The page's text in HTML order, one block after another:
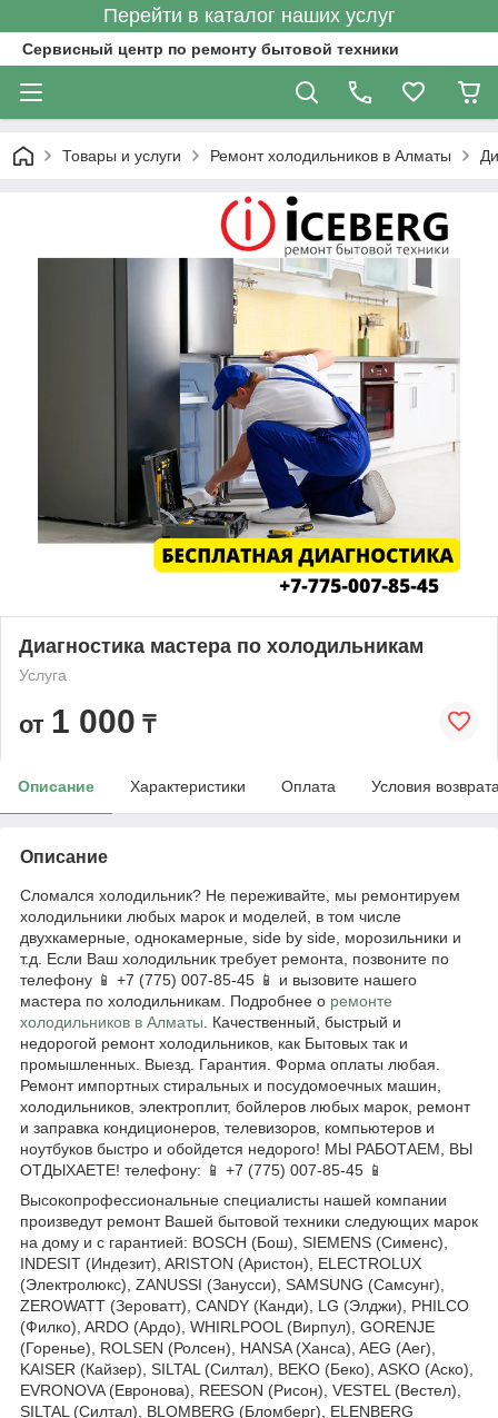
Перейти в каталог наших услуг
Сервисный центр по ремонту бытовой техники
Товары и услуги Ремонт холодильников в Алматы
Диагностика мастера по холодильникам
Услуга
от 1 000 ₸
Описание Характеристики Оплата Условия
Описание
Сломался холодильник? Не переживайте, мы ремонтируем
холодильники любых марок и моделей, в том числе
двухкамерные, однокамерные, side by side, морозильники и
т.д. Если Ваш холодильник требует ремонта, позвоните по
телефону 📱 +7 (775) 007-85-45 📱 и вызовите нашего
мастера по холодильникам. Подробнее о ремонте
холодильников в Алматы . Качественный, быстрый и
недорогой ремонт холодильников, как Бытовых так и
промышленных. Выезд. Гарантия. Форма оплаты любая.
Ремонт импортных стиральных и посудомоечных машин,
холодильников, электроплит, бойлеров любых марок, ремонт
и заправка кондиционеров, телевизоров, компьютеров и
ноутбуков быстро и обойдется недорого! МЫ РАБОТАЕМ, ВЫ
ОТДЫХАЕТЕ! телефону: 📱 +7 (775) 007-85-45 📱
Высокопрофессиональные специалисты нашей компании
произведут ремонт Вашей бытовой техники следующих марок
на дому и с гарантией: BOSCH (Бош), SIEMENS (Сименс),
INDESIT (Индезит), ARISTON (Аристон), ELECTROLUX
(Электролюкс), ZANUSSI (Занусси), SAMSUNG (Самсунг),
ZEROWATT (Зероватт), CANDY (Канди), LG (Элджи), PHILCO
(Филко), ARDO (Ардо), WHIRLPOOL (Вирпул), GORENJE
(Горенье), ROLSEN (Ролсен), HANSA (Ханса), AEG (Аег),
KAISER (Кайзер), SILTAL (Силтал), BEKO (Беко), ASKO (Аско),
EVRONOVA (Евронова), REESON (Рисон), VESTEL (Вестел),
SILTAL (Силтал), BLOMBERG (Бломберг), ELENBERG